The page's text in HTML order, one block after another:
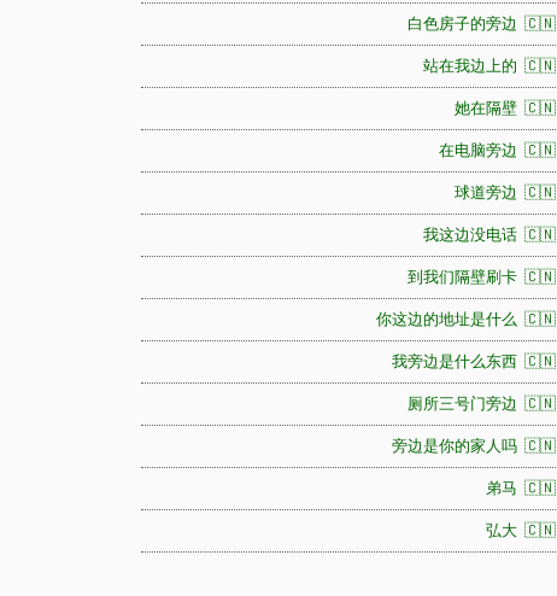
白色房子的旁边 🇨🇳
站在我边上的 🇨🇳
她在隔壁 🇨🇳
在电脑旁边 🇨🇳
球道旁边 🇨🇳
我这边没电话 🇨🇳
到我们隔壁刷卡 🇨🇳
你这边的地址是什么 🇨🇳
我旁边是什么东西 🇨🇳
厕所三号门旁边 🇨🇳
旁边是你的家人吗 🇨🇳
弟马 🇨🇳
弘大 🇨🇳